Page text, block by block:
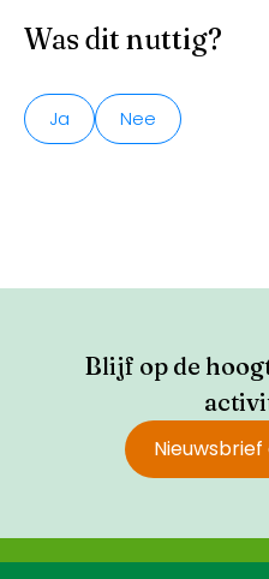
Was dit nuttig?
Ja Nee
Blijf op de